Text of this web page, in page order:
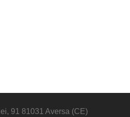
91 81031 Aversa (CE)